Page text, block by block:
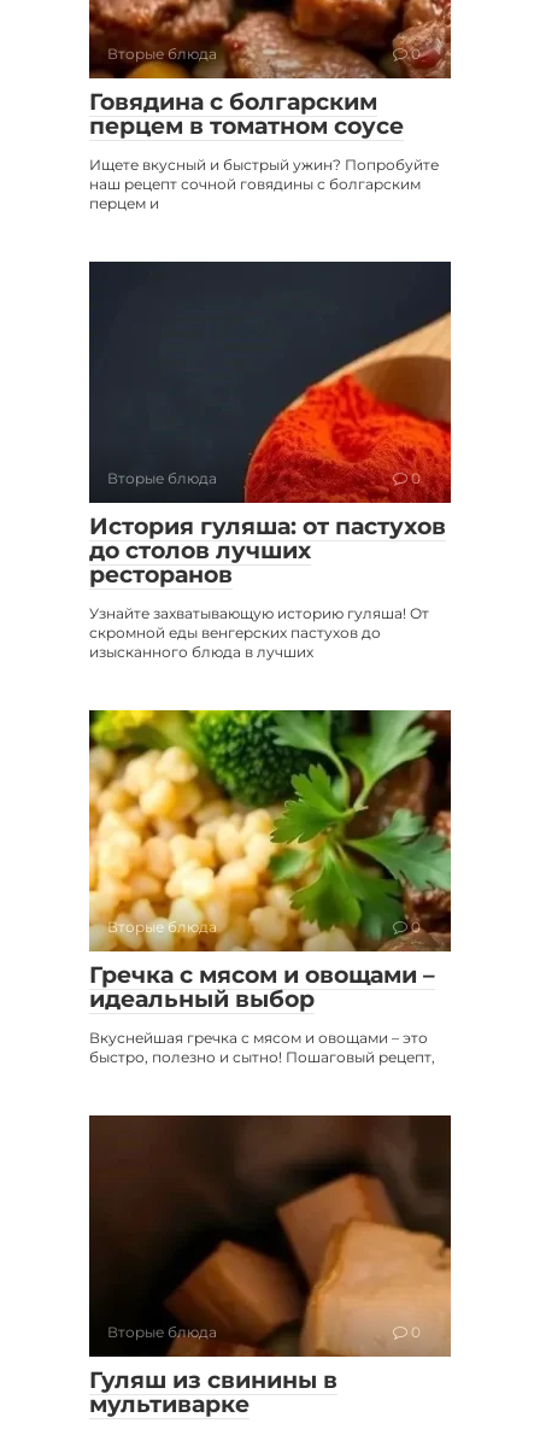
Вторые блюда 0
Говядина с болгарским
перцем в томатном соусе
Ищете вкусный и быстрый ужин? Попробуйте
наш рецепт сочной говядины с болгарским
перцем и
Вторые блюда 0
История гуляша: от пастухов
до столов лучших
ресторанов
Узнайте захватывающую историю гуляша! От
скромной еды венгерских пастухов до
изысканного блюда в лучших
Вторые блюда 0
Гречка с мясом и овощами –
идеальный выбор
Вкуснейшая гречка с мясом и овощами – это
быстро, полезно и сытно! Пошаговый рецепт,
Вторые блюда 0
Гуляш из свинины в
мультиварке